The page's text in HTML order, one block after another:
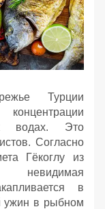
Турции
водах. Это
Согласно
Гёкоглу из
невидимая
в
ужин в рыбном